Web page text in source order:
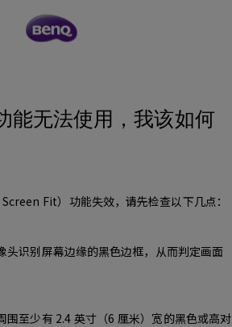
能无法使用，我该如何
Fit）功能失效，请先检查以下几点：
头识别屏幕边缘的黑色边框，从而判定画面
围至少有 2.4 英寸（6 厘米）宽的黑色或高对